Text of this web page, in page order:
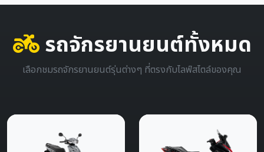
รถจักรยานยนต์ทั้งหมด
เลือกชมรถจักรยานยนต์รุ่นต่างๆ ที่ตรงกับไลฟ์สไตล์ของคุณ